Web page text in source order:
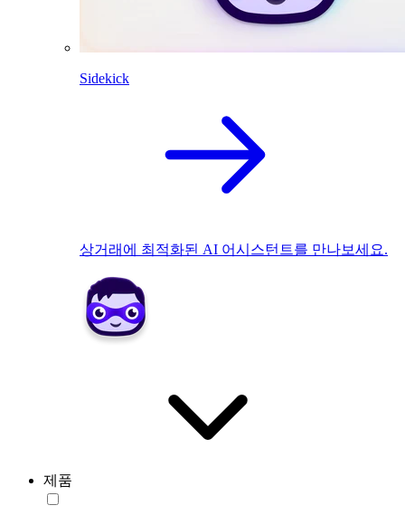
Sidekick
상거래에 최적화된 AI 어시스턴트를 만나보세요.
제품